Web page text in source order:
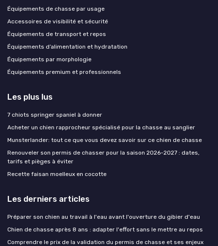
Équipements de chasse par usage
Accessoires de visibilité et sécurité
Équipements de transport et repos
Équipements d’alimentation et hydratation
Équipements par morphologie
Équipements premium et professionnels
Les plus lus
7 chiots springer spaniel à donner
Acheter un chien rapprocheur spécialisé pour la chasse au sanglier
Munsterlander: tout ce que vous devez savoir sur ce chien de chasse
Renouveler son permis de chasser pour la saison 2026-2027 : dates,
tarifs et pièges à éviter
Recette faisan moelleux en cocotte
Les derniers articles
Préparer son chien au travail à l'eau avant l'ouverture du gibier d'eau
Chien de chasse après 8 ans : adapter l'effort sans le mettre au repos
Comprendre le prix de la validation du permis de chasse et ses enjeux